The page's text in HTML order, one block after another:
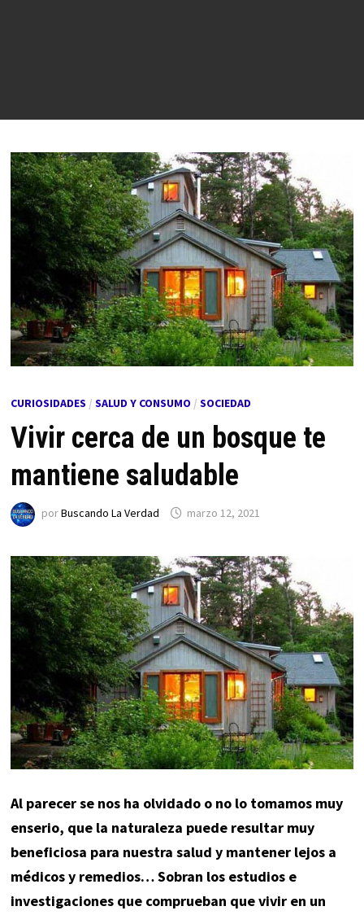
CURIOSIDADES / SALUD Y CONSUMO / SOCIEDAD
Vivir cerca de un bosque te
mantiene saludable
porBuscando La Verdad marzo 12, 2021
Al parecer se nos ha olvidado o no lo tomamos muy
enserio, que la naturaleza puede resultar muy
beneficiosa para nuestra salud y mantener lejos a
médicos y remedios… Sobran los estudios e
investigaciones que comprueban que vivir en un